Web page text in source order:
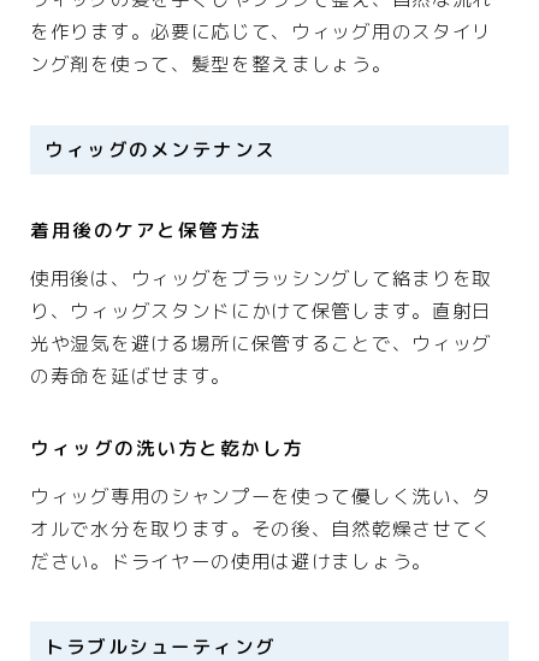
を作ります。必要に応じて、ウィッグ用のスタイリ
ング剤を使って、髪型を整えましょう。
ウィッグのメンテナンス
着用後のケアと保管方法
使用後は、ウィッグをブラッシングして絡まりを取
り、ウィッグスタンドにかけて保管します。直射日
光や湿気を避ける場所に保管することで、ウィッグ
の寿命を延ばせます。
ウィッグの洗い方と乾かし方
ウィッグ専用のシャンプーを使って優しく洗い、タ
オルで水分を取ります。その後、自然乾燥させてく
ださい。ドライヤーの使用は避けましょう。
トラブルシューティング